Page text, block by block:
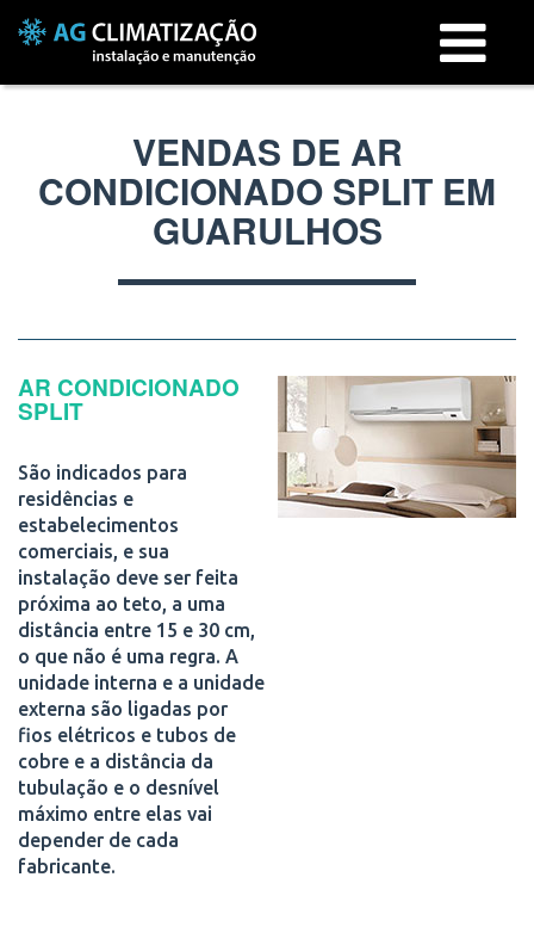
Menu
VENDAS DE AR
CONDICIONADO SPLIT EM
GUARULHOS
AR CONDICIONADO
SPLIT
São indicados para
residências e
estabelecimentos
comerciais, e sua
instalação deve ser feita
próxima ao teto, a uma
distância entre 15 e 30 cm,
o que não é uma regra. A
unidade interna e a unidade
externa são ligadas por
fios elétricos e tubos de
cobre e a distância da
tubulação e o desnível
máximo entre elas vai
depender de cada
fabricante.